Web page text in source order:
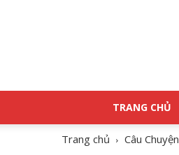
TRANG CHỦ
Trang chủ Câu Chuyện